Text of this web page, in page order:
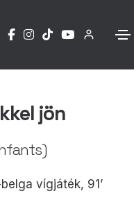
jön
vígjáték, 91’